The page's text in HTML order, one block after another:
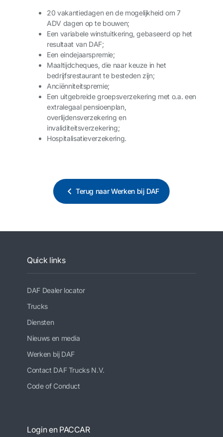
20 vakantiedagen en de mogelijkheid om 7
ADV dagen op te bouwen;
Een variabele winstuitkering, gebaseerd op het
resultaat van DAF;
Een eindejaarspremie;
Maaltijdcheques, die naar keuze in het
bedrijfsrestaurant te besteden zijn;
Anciënniteitspremie;
Een uitgebreide groepsverzekering met o.a. een
extralegaal pensioenplan,
overlijdensverzekering en
invaliditeitsverzekering;
Hospitalisatieverzekering.
Terug naar Werken bij DAF
Quick links
DAF Dealer locator
Trucks
Diensten
Nieuws en media
Werken bij DAF
Contact DAF Trucks N.V.
Code of Conduct
Login en PACCAR